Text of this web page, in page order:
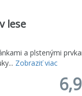
lese
a plstenými
Zobraziť viac